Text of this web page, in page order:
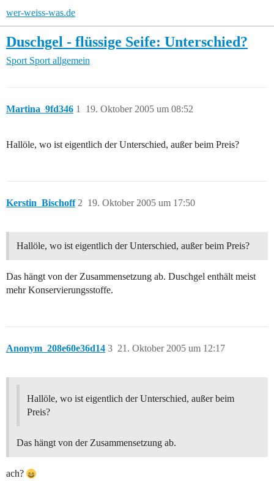
wer-weiss-was.de
Duschgel - flüssige Seife: Unterschied?
Sport Sport allgemein
Martina_9fd346 19. Oktober 2005 um 08:52
1
Hallöle, wo ist eigentlich der Unterschied, außer beim Preis?
Kerstin_Bischoff 19. Oktober 2005 um 17:50
2
Hallöle, wo ist eigentlich der Unterschied, außer beim Preis?
Das hängt von der Zusammensetzung ab. Duschgel enthält meist
mehr Konservierungsstoffe.
Anonym_208e60e36d14 21. Oktober 2005 um 12:17
3
Hallöle, wo ist eigentlich der Unterschied, außer beim
Preis?
Das hängt von der Zusammensetzung ab.
ach?